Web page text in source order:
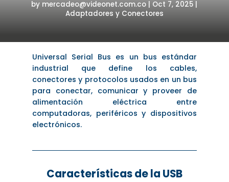
by mercadeo@videonet.com.co | Oct 7, 2025 |
Adaptadores y Conectores
Universal Serial Bus es un bus estándar
industrial que define los cables,
conectores y protocolos usados en un bus
para conectar, comunicar y proveer de
alimentación eléctrica entre
computadoras, periféricos y dispositivos
electrónicos.
Características de la USB